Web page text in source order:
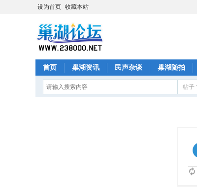
设为首页 收藏本站
首页 巢湖资讯 民声杂谈 巢湖随拍
帖子